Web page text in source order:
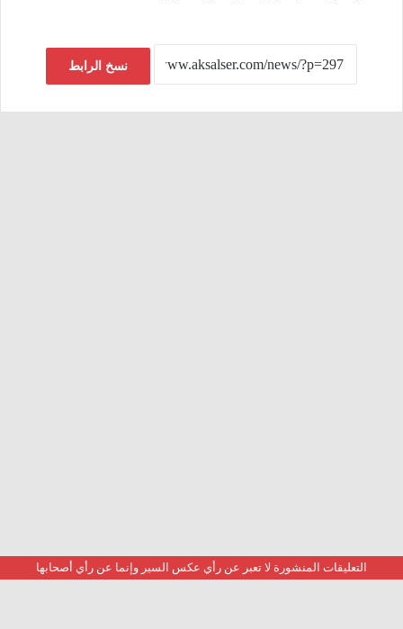
نسخ الرابط
التعليقات المنشورة لا تعبر عن رأي عكس السير وإنما عن رأي أصحابها